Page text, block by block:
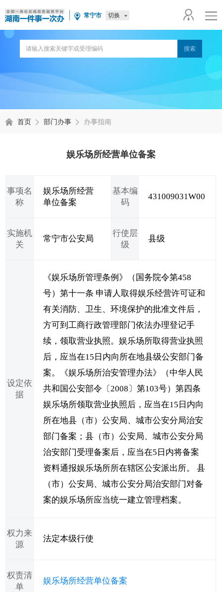
常宁市 切换
首页 部门办事 办事指南
娱乐场所经营单位备案
事项名
称
娱乐场所经营
单位备案
基本编
码
431009031W00
实施机
关
常宁市公安局
行使层
级
县级
设定依
据
《娱乐场所管理条例》（国务院令第458
号）第十一条 申请人取得娱乐经营许可证和
有关消防、卫生、环境保护的批准文件后，
方可到工商行政管理部门依法办理登记手
续，领取营业执照。娱乐场所取得营业执照
后，应当在15日内向所在地县级公安部门备
案。《娱乐场所治安管理办法》（中华人民
共和国公安部令〔2008〕第103号）第四条
娱乐场所领取营业执照后，应当在15日内向
所在地县（市）公安局、城市公安分局治安
部门备案；县（市）公安局、城市公安分局
治安部门受理备案后，应当在5日内将备案
资料通报娱乐场所所在辖区公安派出所。 县
（市）公安局、城市公安分局治安部门对备
案的娱乐场所应当统一建立管理档案。
权力来
源
法定本级行使
权责清
单
娱乐场所经营单位备案